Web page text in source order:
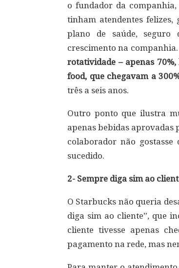
o fundador da
tinham atendentes felizes,
plano de saúde, seguro
crescimento na
rotatividade – apenas
food, que chegavam a
três a seis anos.
Outro ponto que ilustra
apenas bebidas aprovadas
colaborador não
sucedido.
2- Sempre diga sim ao
O Starbucks não queria
diga sim ao cliente”, que
cliente tivesse apenas
pagamento na rede, mas